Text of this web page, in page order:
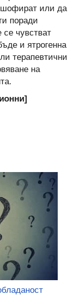
шофират или да
поради
чувстват
и ятрогенна
терапевтични
на